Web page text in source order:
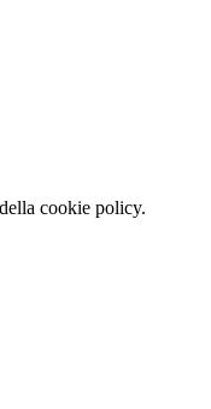
cookie policy.